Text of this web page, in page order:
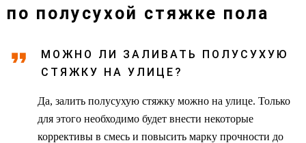
по полусухой стяжке пола
МОЖНО ЛИ ЗАЛИВАТЬ ПОЛУСУХУЮ
СТЯЖКУ НА УЛИЦЕ?
Да, залить полусухую стяжку можно на улице. Только
для этого необходимо будет внести некоторые
коррективы в смесь и повысить марку прочности до